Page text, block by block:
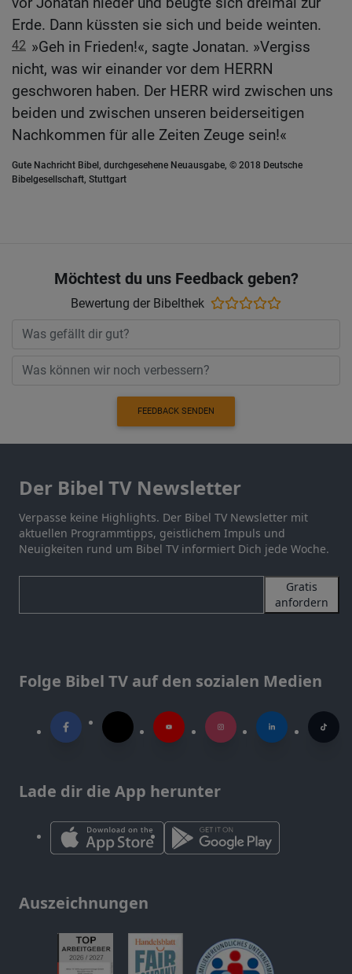
Erde. Dann küssten sie sich und beide weinten.
42 »Geh in Frieden!«, sagte Jonatan. »Vergiss
nicht, was wir einander vor dem HERRN
geschworen haben. Der HERR wird zwischen uns
beiden und zwischen unseren beiderseitigen
Nachkommen für alle Zeiten Zeuge sein!«
Gute Nachricht Bibel, durchgesehene Neuausgabe, © 2018 Deutsche
Bibelgesellschaft, Stuttgart
Möchtest du uns Feedback geben?
Bewertung der Bibelthek
FEEDBACK SENDEN
Der Bibel TV Newsletter
Verpasse keine Highlights. Der Bibel TV Newsletter mit
aktuellen Programmtipps, geistlichem Impuls und
Neuigkeiten rund um Bibel TV informiert Dich jede Woche.
Gratis
anfordern
Folge Bibel TV auf den sozialen Medien
Lade dir die App herunter
Auszeichnungen